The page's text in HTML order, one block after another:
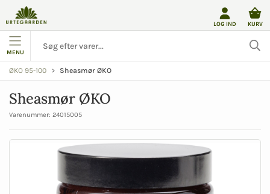
LOG IND KURV
MENU
ØKO 95-100 Sheasmør ØKO
Sheasmør ØKO
Varenummer: 24015005